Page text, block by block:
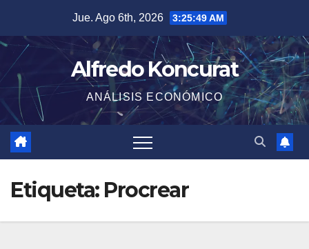
contenido
Jue. Ago 6th, 2026 3:25:50 AM
Alfredo Koncurat
ANÁLISIS ECONÓMICO
Etiqueta: Procrear